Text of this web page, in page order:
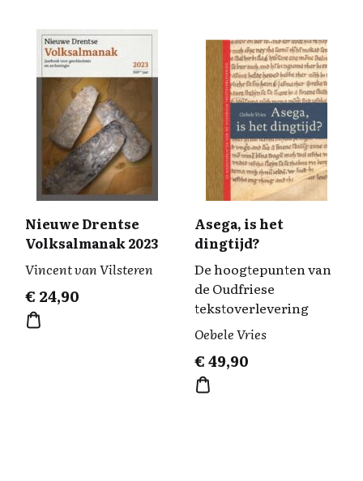
Nieuwe Drentse
Volksalmanak 2023
Vincent van Vilsteren
€ 24,90
Asega, is het
dingtijd?
De hoogtepunten van
de Oudfriese
tekstoverlevering
Oebele Vries
€49,90